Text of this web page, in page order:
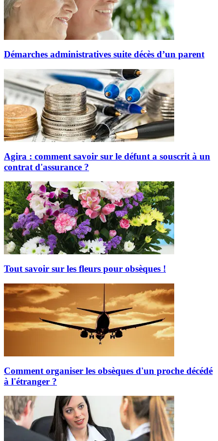
Démarches administratives suite décès d’un parent
Agira : comment savoir sur le défunt a souscrit à un
contrat d'assurance ?
Tout savoir sur les fleurs pour obsèques !
Comment organiser les obsèques d'un proche décédé
à l'étranger ?